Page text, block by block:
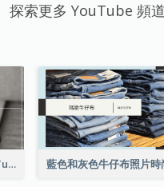
探索更多 YouTube 頻
簡易寵物照片寵物每日YouTube頻道圖片